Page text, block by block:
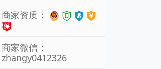
商家资质：
商家微信：
zhangy0412326